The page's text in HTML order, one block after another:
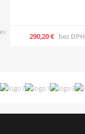
290,20 € bez DPH